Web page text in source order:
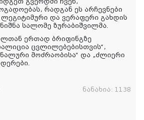
რადგან ეს არჩევნები
და ვერაფერი გახდის
სალომე ზურაბიშვილმა.
ერთად ბრიფინგზე
ცვლილებებისთვის“,
მოძრაობისა“ და „ძლიერი
ნანახია: 1138